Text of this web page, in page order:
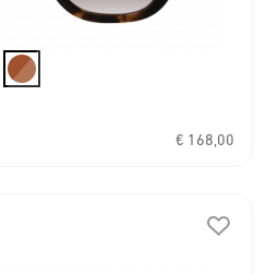
€ 168,00